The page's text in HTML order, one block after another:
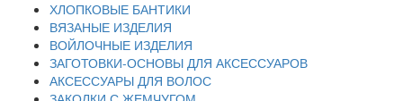
ХЛОПКОВЫЕ БАНТИКИ
ВЯЗАНЫЕ ИЗДЕЛИЯ
ВОЙЛОЧНЫЕ ИЗДЕЛИЯ
ЗАГОТОВКИ-ОСНОВЫ ДЛЯ АКСЕССУАРОВ
АКСЕССУАРЫ ДЛЯ ВОЛОС